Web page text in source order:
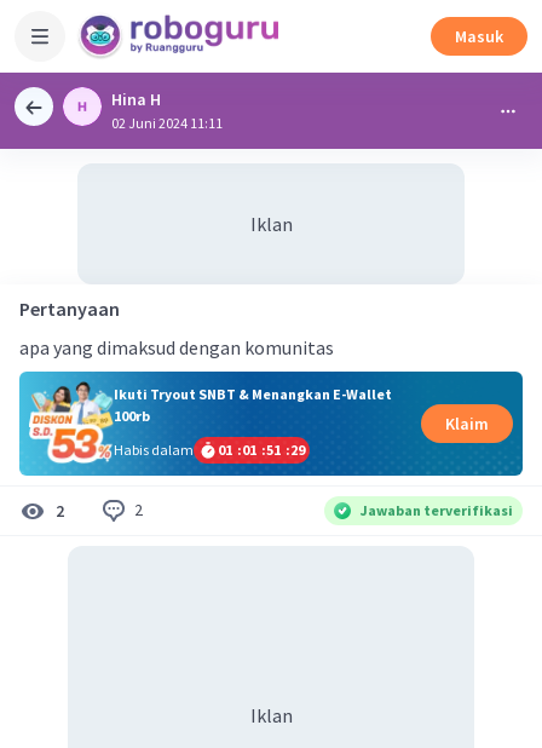
Masuk
Hina H
02 Juni 2024 11:11
Iklan
Pertanyaan
apa yang dimaksud dengan komunitas
Ikuti Tryout SNBT & Menangkan E-Wallet
100rb
Habis dalam
01 :01 :51 :28
Klaim
2 2 Jawaban terverifikasi
Iklan